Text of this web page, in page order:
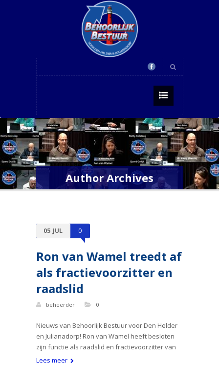
Author Archives
05 JUL 0
Ron van Wamel treedt af
als fractievoorzitter en
raadslid
beheerder 0
Nieuws van Behoorlijk Bestuur voor Den Helder
en Julianadorp! Ron van Wamel heeft besloten
zijn functie als raadslid en fractievoorzitter van
Lees meer